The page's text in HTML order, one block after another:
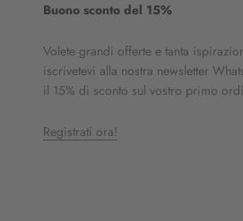
Buono sconto del 15%
Volete grandi offerte e tanta
iscrivetevi alla nostra newsletter
il 15% di sconto sul vostro primo
Registrati ora!